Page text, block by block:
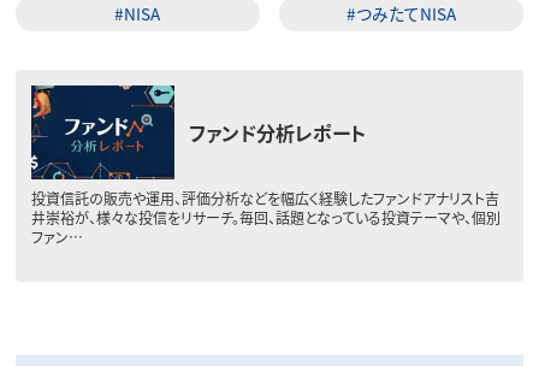
#NISA #つみたてNISA
ファンド分析レポート
投資信託の販売や運用、評価分析などを幅広く経験したファンドアナリスト吉
井崇裕が、様々な投信をリサーチ。毎回、話題となっている投資テーマや、個別
ファン…